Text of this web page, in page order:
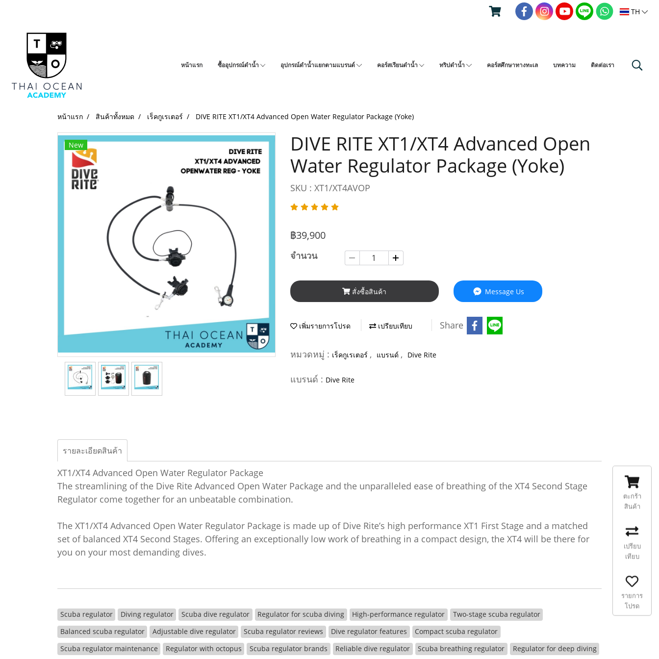
TH
หน้าแรก ซื้ออุปกรณ์ดำน้ำ อุปกรณ์ดำน้ำแยกตามแบรนด์ คอร์สเรียนดำน้ำ ทริปดำน้ำ คอร์สศึกษาทางทะเล บทความ ติดต่อเรา
หน้าแรก สินค้าทั้งหมด เร็คกูเรเตอร์ DIVE RITE XT1/XT4 Advanced Open Water Regulator Package (Yoke)
New
DIVE RITE XT1/XT4 Advanced Open
Water Regulator Package (Yoke)
SKU : XT1/XT4AVOP
฿39,900
จำนวน
สั่งซื้อสินค้า Message Us
เพิ่มรายการโปรด เปรียบเทียบ Share
หมวดหมู่ : เร็คกูเรเตอร์ , แบรนด์ , Dive Rite
แบรนด์ : Dive Rite
รายละเอียดสินค้า
XT1/XT4 Advanced Open Water Regulator Package
The streamlining of the Dive Rite Advanced Open Water Package and the unparalleled ease of breathing of the XT4 Second Stage
Regulator come together for an unbeatable combination.
The XT1/XT4 Advanced Open Water Regulator Package is made up of Dive Rite’s high performance XT1 First Stage and a matched
set of balanced XT4 Second Stages. Offering an exceptionally low work of breathing in a compact design, the XT4 will be there for
you on your most demanding dives.
Scuba regulator Diving regulator Scuba dive regulator Regulator for scuba diving High-performance regulator
Two-stage scuba regulator
Balanced scuba regulator
Adjustable dive regulator Scuba regulator reviews Dive regulator features
Compact scuba regulator
Scuba regulator maintenance
Regulator with octopus Scuba regulator brands Reliable dive regulator Scuba breathing regulator Regulator for deep diving
ตะกร้า
สินค้า
เปรียบ
เทียบ
รายการ
โปรด